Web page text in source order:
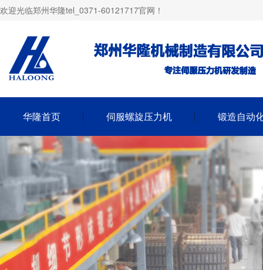
欢迎光临郑州华隆tel_0371-60121717官网！
华隆首页 伺服螺旋压力机 锻造自动